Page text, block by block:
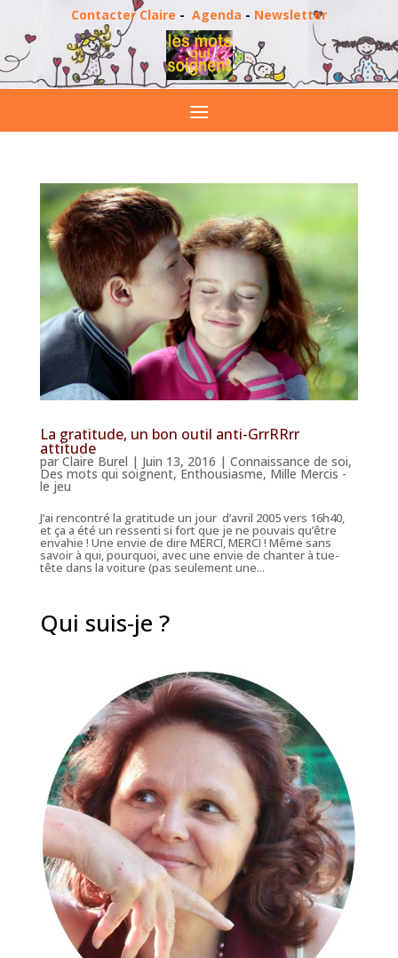
Contacter Claire - Agenda - Newsletter
La gratitude, un bon outil anti-GrrRRrr
attitude
par Claire Burel | Juin 13, 2016 | Connaissance de soi,
Des mots qui soignent, Enthousiasme, Mille Mercis -
le jeu
J’ai rencontré la gratitude un jour d’avril 2005 vers 16h40,
et ça a été un ressenti si fort que je ne pouvais qu’être
envahie ! Une envie de dire MERCI, MERCI ! Même sans
savoir à qui, pourquoi, avec une envie de chanter à tue-
tête dans la voiture (pas seulement une...
Qui suis-je ?